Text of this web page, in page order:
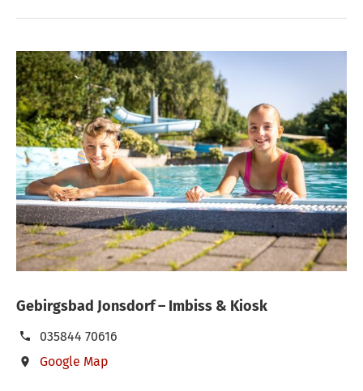
Gebirgsbad Jonsdorf – Imbiss & Kiosk
035844 70616
Google Map